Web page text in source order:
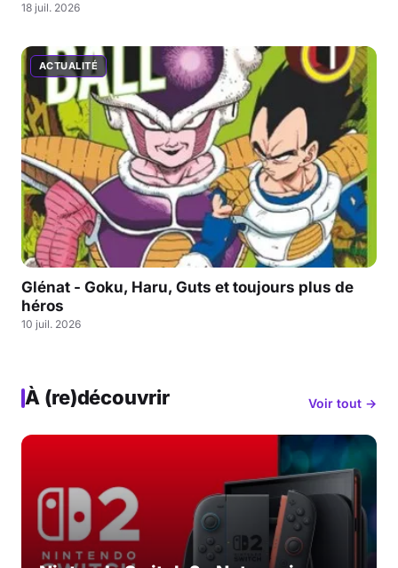
18 juil. 2026
ACTUALITÉ
Glénat - Goku, Haru, Guts et toujours plus de
héros
10 juil. 2026
À (re)découvrir Voir tout →